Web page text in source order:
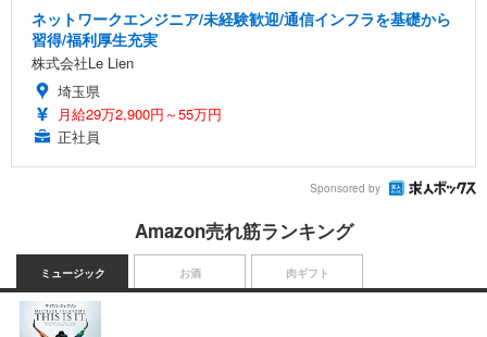
ネットワークエンジニア/未経験歓迎/通信インフラを基礎から
習得/福利厚生充実
株式会社Le Lien
埼玉県
月給29万2,900円～55万円
正社員
Sponsored by
Amazon売れ筋ランキング
ミュージック お酒 肉ギフト